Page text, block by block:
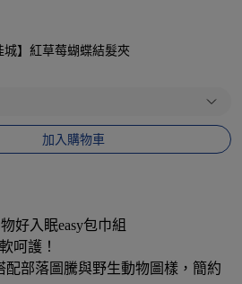
城】紅草莓蝴蝶結髮夾
加入購物車
好入眠easy包巾組
呵護！
配部落圖騰與野生動物圖樣，簡約